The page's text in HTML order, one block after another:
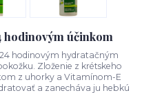
hodinovým účinkom
hodinovým hydratačným
Zloženie z krétskeho
z uhorky a Vitamínom-E
a zanecháva ju hebkú